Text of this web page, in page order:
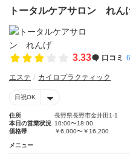
トータルケアサロン れん
3.33 口コミ
エステ カイロプラクティック
日祝OK
住所
長野県長野市金井田1-1
本日の営業状況 10:00〜18:00
価格帯
￥6,000〜￥16,200
メニュー